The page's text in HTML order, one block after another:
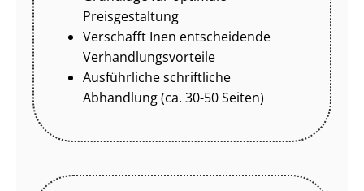
Preisgestaltung
Verschafft Inen entscheidende
Ver­hand­lungs­vor­tei­le
Ausführliche schriftliche
Abhandlung (ca. 30-50 Seiten)